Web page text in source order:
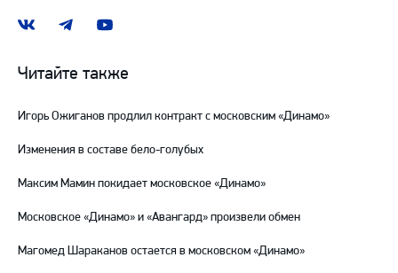
Наша
ВКонтакте
Наш
в
Telegram
Наш
YouTube
Читайте также
Игорь Ожиганов продлил контракт с московским «Динамо»
Изменения в составе бело-голубых
Максим Мамин покидает московское «Динамо»
Московское «Динамо» и «Авангард» произвели обмен
Магомед Шараканов остается в московском «Динамо»